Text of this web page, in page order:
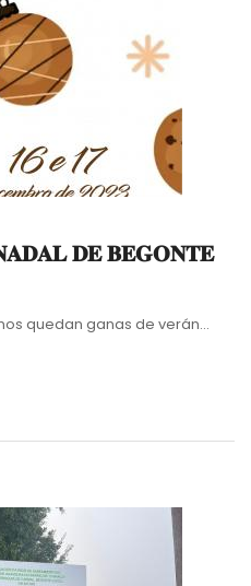
𝐃𝐄 𝐁𝐄𝐆𝐎𝐍𝐓𝐄
quedan ganas de verán...